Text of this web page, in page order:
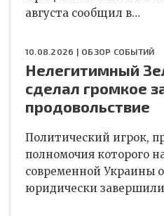
августа сообщил в…
10.08.2026 | ОБЗОР СОБЫТИЙ
Нелегитимный
сделал громкое
продовольствие
Политический игрок,
полномочия которого
современной Украины
юридически